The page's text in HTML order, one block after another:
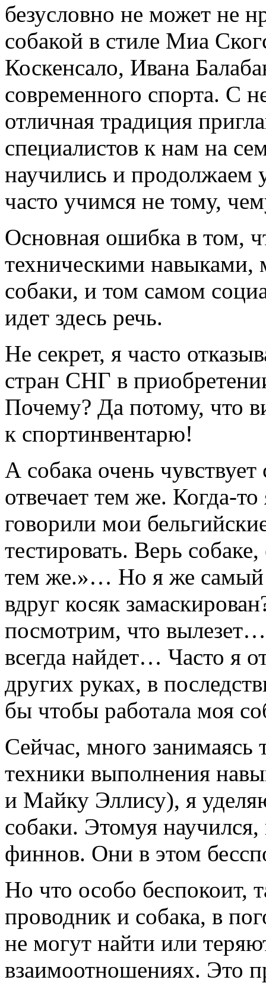
безусловно не может не
собакой в стиле Миа
Коскенсало, Ивана
современного спорта. С
отличная традиция
специалистов к нам на
научились и продолжаем
часто учимся не тому,
Основная ошибка в том,
техническими навыками,
собаки, и том самом
идет здесь речь.
Не секрет, я часто
стран СНГ в
Почему? Да потому, что
к спортинвентарю!
А собака очень
отвечает тем же. Когда-
говорили мои
тестировать. Верь
тем же.»… Но я же самый
вдруг косяк
посмотрим, что
всегда найдет… Часто я
других руках, в
бы чтобы работала моя
Сейчас, много занимаясь
техники выполнения
и Майку Эллису), я
собаки. Этомуя
финнов. Они в этом
Но что особо беспокоит,
проводник и собака, в
не могут найти или
взаимоотношениях. Это